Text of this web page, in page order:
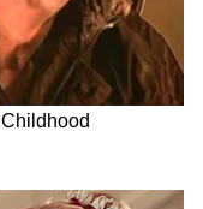
এবং ৩০
শুরু করতে